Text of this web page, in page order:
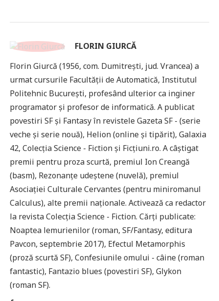
FLORIN GIURCĂ
Florin Giurcă (1956, com. Dumitrești, jud. Vrancea) a
urmat cursurile Facultății de Automatică, Institutul
Politehnic București, profesând ulterior ca inginer
programator și profesor de informatică. A publicat
povestiri SF și Fantasy în revistele Gazeta SF - (serie
veche și serie nouă), Helion (online și tipărit), Galaxia
42, Colecția Science - Fiction și Ficțiuni.ro. A câștigat
premii pentru proza scurtă, premiul Ion Creangă
(basm), Rezonanțe udeștene (nuvelă), premiul
Asociației Culturale Cervantes (pentru miniromanul
Calculus), alte premii naționale. Activează ca redactor
la revista Colecția Science - Fiction. Cărți publicate:
Noaptea lemurienilor (roman, SF/Fantasy, editura
Pavcon, septembrie 2017), Efectul Metamorphis
(proză scurtă SF), Confesiunile omului - câine (roman
fantastic), Fantazio blues (povestiri SF), Glykon
(roman SF).